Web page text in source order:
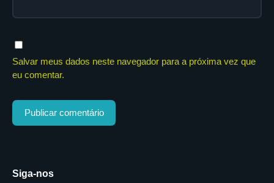
Salvar meus dados neste navegador para a próxima vez que
eu comentar.
Siga-nos